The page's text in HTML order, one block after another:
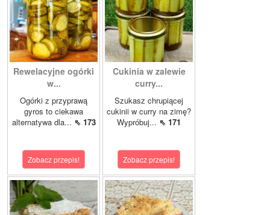
Rewelacyjne ogórki
w...
Ogórki z przyprawą
gyros to ciekawa
alternatywa dla... ⇖ 173
Zobacz przepis!
Cukinia w zalewie
curry...
Szukasz chrupiącej
cukinii w curry na zimę?
Wypróbuj... ⇖ 171
Zobacz przepis!